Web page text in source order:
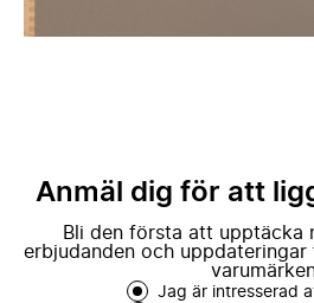
Anmäl dig för att
Bli den första att upptäcka
erbjudanden och uppdateringar
Jag är intresserad